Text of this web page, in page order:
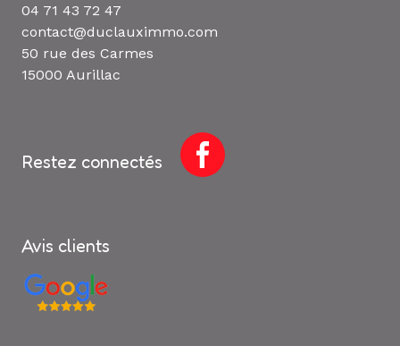
04 71 43 72 47
contact@duclauximmo.com
50 rue des Carmes
15000 Aurillac
Restez connectés
Avis clients